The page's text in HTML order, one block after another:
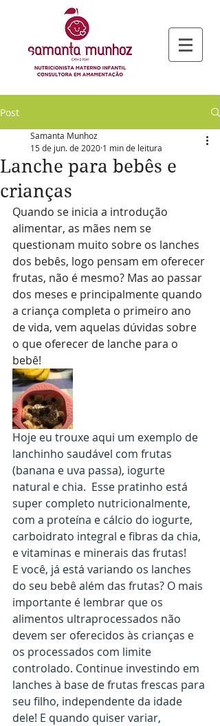
Post
Lanche para bebês e
crianças
Samanta Munhoz
15 de jun. de 2020 1 min de leitura
Quando se inicia a introdução
alimentar, as mães nem se
questionam muito sobre os lanches
dos bebês, logo pensam em oferecer
frutas, não é mesmo? Mas ao passar
dos meses e principalmente quando
a criança completa o primeiro ano
de vida, vem aquelas dúvidas sobre
o que oferecer de lanche para o
bebê!
Hoje eu trouxe aqui um exemplo de
lanchinho saudável com frutas
(banana e uva passa), iogurte
natural e chia.  Esse pratinho está
super completo nutricionalmente,
com a proteína e cálcio do iogurte,
carboidrato integral e fibras da chia,
e vitaminas e minerais das frutas!
E você, já está variando os lanches
do seu bebê além das frutas? O mais
importante é lembrar que os
alimentos ultraprocessados não
devem ser oferecidos às crianças e
os processados com limite
controlado. Continue investindo em
lanches à base de frutas frescas para
seu filho, independente da idade
dele! E quando quiser variar,